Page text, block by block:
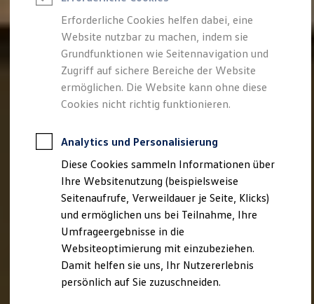
Kleinwagen-Leasing
Leasing ohne Anzahlung
Finanzierung
Autokredit mit Schlussrate
Versicherungen und Garantien
Kfz-Versicherung
Restschuldversicherungen
Garantien
Professional Class bei Volkswagen
Behörden
Direktkunden
Sonderfahrzeuge
Anpfiff zum Gewinn
Elektromobilität
Elektroautos
ID. Tutorials
Elektrofahrzeugkonzepte
ID. EVERY1
Reichweite
Erforderliche Cookies helfen dabei, eine
Website nutzbar zu machen, indem sie
Grundfunktionen wie Seitennavigation und
Zugriff auf sichere Bereiche der Website
ermöglichen. Die Website kann ohne diese
Cookies nicht richtig funktionieren.
Analytics und Personalisierung
Diese Cookies sammeln Informationen über
Ihre Websitenutzung (beispielsweise
Seitenaufrufe, Verweildauer je Seite, Klicks)
und ermöglichen uns bei Teilnahme, Ihre
Umfrageergebnisse in die
Websiteoptimierung mit einzubeziehen.
Damit helfen sie uns, Ihr Nutzererlebnis
persönlich auf Sie zuzuschneiden.